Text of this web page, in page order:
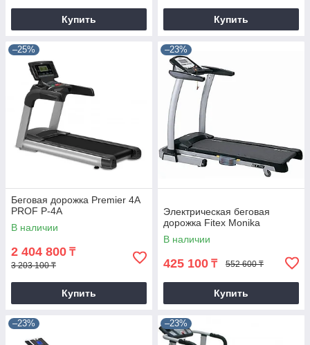
Купить Купить
–25%
Беговая дорожка Premier 4A
PROF P-4A
В наличии
2 404 800 ₸
3 203 100 ₸
Купить
–23%
Электрическая беговая
дорожка Fitex Monika
В наличии
425 100 ₸ 552 600 ₸
Купить
–23% –23%